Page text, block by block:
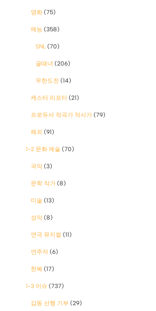
영화 (75)
예능 (358)
SNL (70)
골때녀 (206)
무한도전 (14)
캐스터 리포터 (21)
프로듀서 작곡가 작사가 (79)
해외 (91)
1-2 문화 예술 (70)
국악 (3)
문학 작가 (8)
미술 (13)
성악 (8)
연극 뮤지컬 (11)
연주자 (6)
한복 (17)
1-3 이슈 (737)
감동 선행 기부 (29)